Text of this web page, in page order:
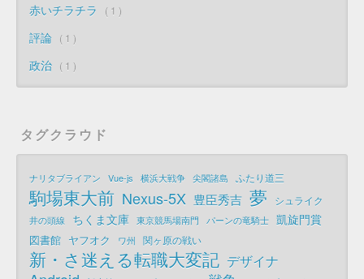
赤いチラチラ 1
評論 1
政治 1
タグクラウド
ナリタブライアン Vue-js 横浜大戦争 尖閣諸島 ふたり道三
駒場東大前 Nexus-5X 豊臣秀吉 夢 シュライク
井の頭線 ちくま文庫 東京競馬場南門 パーンの竜騎士 凱旋門賞
図書館 ヤフオク ワ州 関ヶ原の戦い
新・さ迷える転職大変記 デザイナ